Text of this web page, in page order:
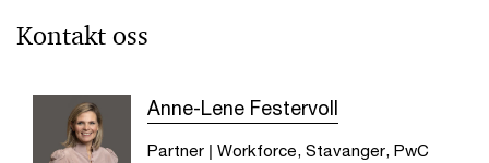
business strategy keeping pace?
business strategy. How to leverage data to transform
the way you approach innovation and growth.
Kontakt oss
Anne-Lene Festervoll
Partner | Workforce, Stavanger, PwC